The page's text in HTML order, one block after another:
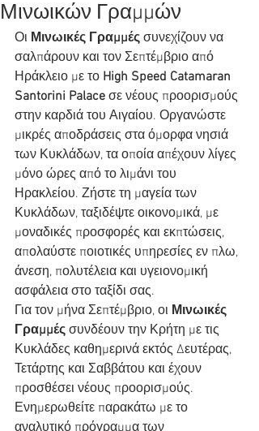
Μινωικών Γραμμών
Οι Μινωικές Γραμμές συνεχίζουν να
σαλπάρουν και τον Σεπτέμβριο από
Ηράκλειο με το High Speed Catamaran
Santorini Palace σε νέους προορισμούς
στην καρδιά του Αιγαίου. Οργανώστε
μικρές αποδράσεις στα όμορφα νησιά
των Κυκλάδων, τα οποία απέχουν λίγες
μόνο ώρες από το λιμάνι του
Ηρακλείου. Ζήστε τη μαγεία των
Κυκλάδων, ταξιδέψτε οικονομικά, με
μοναδικές προσφορές και εκπτώσεις,
απολαύστε ποιοτικές υπηρεσίες εν πλω,
άνεση, πολυτέλεια και υγειονομική
ασφάλεια στο ταξίδι σας.
Για τον μήνα Σεπτέμβριο, οι Μινωικές
Γραμμές συνδέουν την Κρήτη με τις
Κυκλάδες καθημερινά εκτός Δευτέρας,
Τετάρτης και Σαββάτου και έχουν
προσθέσει νέους προορισμούς.
Ενημερωθείτε παρακάτω με το
αναλυτικό πρόγραμμα των